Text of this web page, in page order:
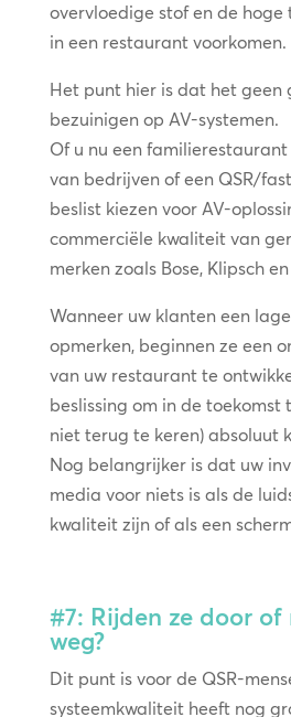
overvloedige stof en de
in een restaurant voorkomen.
Het punt hier is dat het geen
bezuinigen op AV-systemen.
Of u nu een
van bedrijven of een QSR/
beslist kiezen voor AV-
commerciële kwaliteit van
merken zoals Bose, Klipsch
Wanneer uw klanten een
opmerken, beginnen ze een
van uw restaurant te
beslissing om in de toekomst
niet terug te keren) absoluut
Nog belangrijker is dat uw
media voor niets is als de
kwaliteit zijn of als een
#7: Rijden ze door of
weg?
Dit punt is voor de QSR-
systeemkwaliteit heeft nog